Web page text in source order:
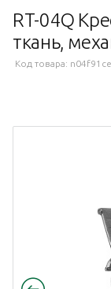
RT-04Q
ткань,
Код товара: